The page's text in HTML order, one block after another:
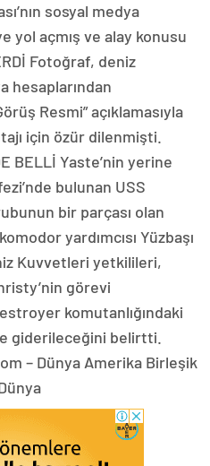
sosyal medya
yol açmış ve alay konusu
Fotoğraf, deniz
hesaplarından
Resmi” açıklamasıyla
için özür dilenmişti.
BELLİ Yaste’nin yerine
bulunan USS
bir parçası olan
yardımcısı Yüzbaşı
Kuvvetleri yetkilileri,
görevi
komutanlığındaki
giderileceğini belirtti.
– Dünya Amerika Birleşik